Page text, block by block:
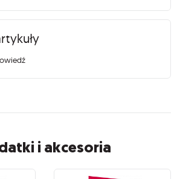
i akcesoria